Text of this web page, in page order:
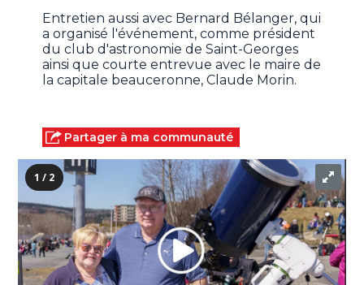
Entretien aussi avec Bernard Bélanger, qui
a organisé l'événement, comme président
du club d'astronomie de Saint-Georges
ainsi que courte entrevue avec le maire de
la capitale beauceronne, Claude Morin.
Partager à ma communauté
1 / 2